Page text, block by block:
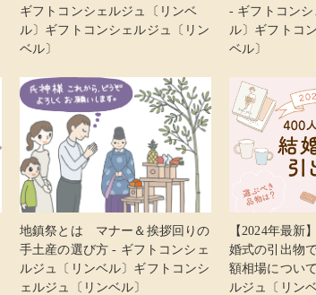
ギフトコンシェルジュ〔リンベ
ル〕ギフトコンシェルジュ〔リン
ベル〕
- ギフトコン
ル〕ギフトコ
ベル〕
地鎮祭とは マナー＆挨拶回りの
手土産の選び方 - ギフトコンシェ
ルジュ〔リンベル〕ギフトコンシ
ェルジュ〔リンベル〕
【2024年最新
婚式の引出物
額相場につい
ルジュ〔リン